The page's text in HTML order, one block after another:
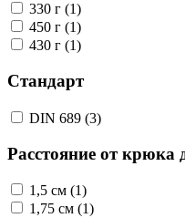
330 г (1)
450 г (1)
430 г (1)
Стандарт
DIN 689 (3)
Расстояние от крюка
1,5 см (1)
1,75 см (1)